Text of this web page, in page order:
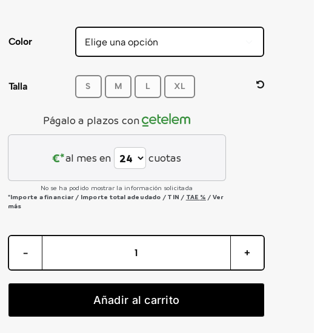
Color
Talla S M L XL
Págalo a plazos con
€*al mes en cuotas
No se ha podido mostrar la información solicitada
*Importe a financiar / Importe total adeudado / TIN / TAE % / Ver
más
cantidad
Añadir al carrito